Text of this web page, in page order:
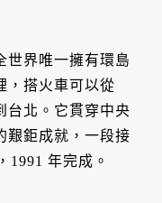
世界唯一擁有環島
，搭火車可以從
台北。它貫穿中央
艱鉅成就，一段接
1991 年完成。